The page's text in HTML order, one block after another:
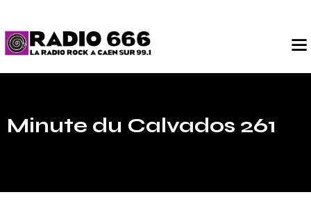
Minute du Calvados 261